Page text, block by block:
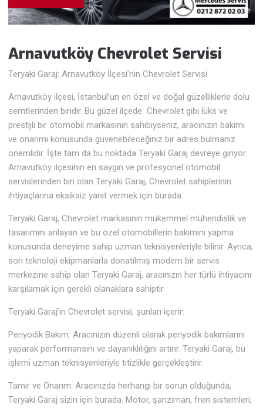
Arnavutköy Chevrolet Servisi
Teryaki Garaj: Arnavutköy İlçesi’nin Chevrolet Servisi
Arnavutköy ilçesi, İstanbul’un en özel ve doğal güzelliklerle dolu
semtlerinden biridir. Bu güzel ilçede Chevrolet gibi lüks ve
prestijli bir otomobil markasının sahibiyseniz, aracınızın bakımı
ve onarımı konusunda güvenebileceğiniz bir adres bulmanız
önemlidir. İşte tam da bu noktada Teryaki Garaj devreye giriyor.
Arnavutköy ilçesinin en saygın ve profesyonel otomobil
servislerinden biri olan Teryaki Garaj, Chevrolet sahiplerinin
ihtiyaçlarına eksiksiz yanıt vermek için burada.
Teryaki Garaj, Chevrolet markasının mükemmel mühendislik ve
tasarımını anlayan ve bu özel otomobillerin bakımını yapma
konusunda deneyime sahip uzman teknisyenleriyle bilinir. Ayrıca,
son teknoloji ekipmanlarla donatılmış modern bir servis
merkezine sahip olan Teryaki Garaj, aracınızın her türlü ihtiyacını
karşılamak için gerekli olanaklara sahiptir.
Teryaki Garaj’ın Chevrolet servisi, şunları içerir:
Periyodik Bakım: Aracınızın düzenli olarak periyodik bakımlarını
yaparak performansını ve dayanıklılığını artırır. Teryaki Garaj, bu
işlemi uzman teknisyenleriyle titizlikle gerçekleştirir.
Tamir ve Onarım: Aracınızda herhangi bir sorun olduğunda,
Teryaki Garaj sizin için burada. Motor, şanzıman, fren sistemleri,